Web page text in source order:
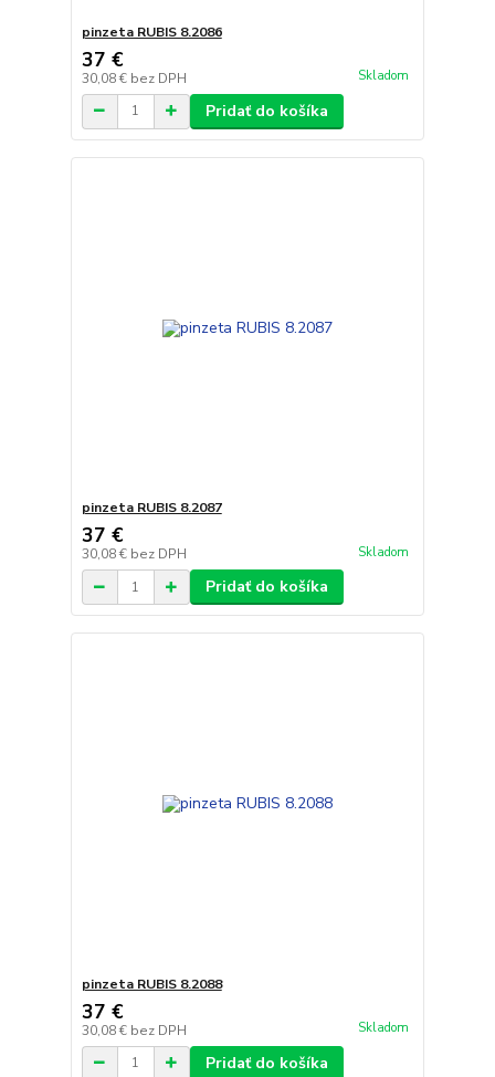
pinzeta RUBIS 8.2086
37 €
30,08 € bez DPH Skladom
Pridať do košíka
pinzeta RUBIS 8.2087
37 €
30,08 € bez DPH Skladom
Pridať do košíka
pinzeta RUBIS 8.2088
37 €
30,08 € bez DPH Skladom
Pridať do košíka